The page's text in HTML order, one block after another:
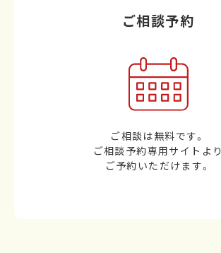
ご相談予約
ご相談は無料です。
ご相談予約専用サイトより
ご予約いただけます。